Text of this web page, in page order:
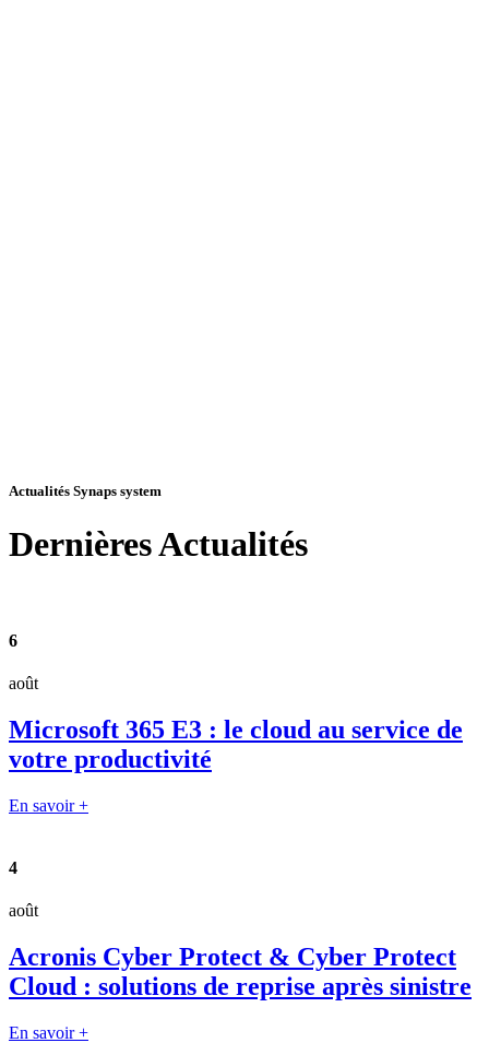
Actualités Synaps system
DernièresActualités
6
août
Microsoft 365 E3 : le cloud au service de
votre productivité
En savoir +
4
août
Acronis Cyber Protect & Cyber Protect
Cloud : solutions de reprise après sinistre
En savoir +